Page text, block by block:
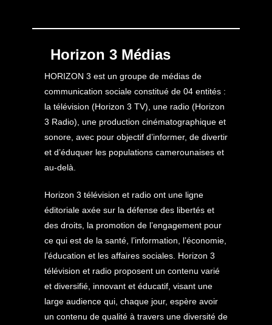
Horizon 3 Médias
HORIZON 3 est un groupe de médias de
communication sociale constitué de 04 entités :
la télévision (Horizon 3 TV), une radio (Horizon
3 Radio), une production cinématographique et
sonore, avec pour objectif d’informer, de divertir
et d’éduquer les populations camerounaises et
au-delà.
Horizon 3 télévision et radio ont une ligne
éditoriale axée sur la défense des libertés et
des droits, la promotion de l’engagement pour
ce qui est de la santé, l’information, l’économie,
l’éducation et les affaires sociales. Horizon 3
télévision et radio proposent un contenu varié
et diversifié, innovant et éducatif, visant une
large audience qui, chaque jour, espère avoir
un contenu de qualité à travers une diversité de